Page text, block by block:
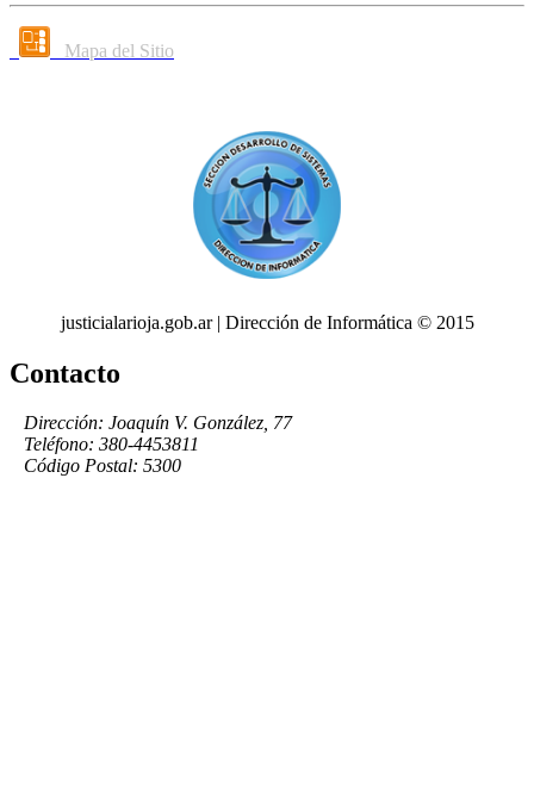
Mapa del Sitio
justicialarioja.gob.ar | Dirección de Informática © 2015
Contacto
Dirección: Joaquín V. González, 77
Teléfono: 380-4453811
Código Postal: 5300